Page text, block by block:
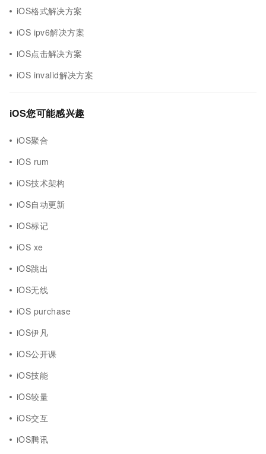
iOS格式解决方案
iOS ipv6解决方案
iOS点击解决方案
iOS invalid解决方案
iOS您可能感兴趣
iOS聚合
iOS rum
iOS技术架构
iOS自动更新
iOS标记
iOS xe
iOS跳出
iOS无线
iOS purchase
iOS伊凡
iOS公开课
iOS技能
iOS较量
iOS交互
iOS腾讯